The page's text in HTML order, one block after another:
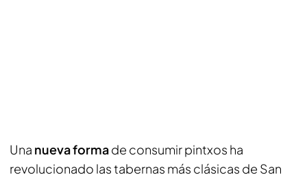
Una nueva formade consumir pintxos ha
revolucionado las tabernas más clásicas de San